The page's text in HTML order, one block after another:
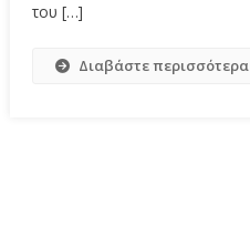
του […]
Διαβάστε περισσότερα